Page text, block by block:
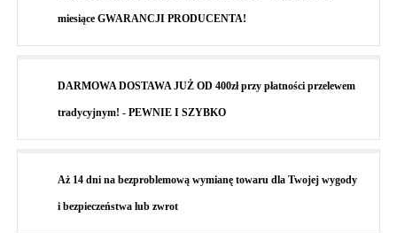
miesiące GWARANCJI PRODUCENTA!
DARMOWA DOSTAWA JUŻ OD 400zł przy płatności przelewem
tradycyjnym! - PEWNIE I SZYBKO
Aż 14 dni na bezproblemową wymianę towaru dla Twojej wygody
i bezpieczeństwa lub zwrot